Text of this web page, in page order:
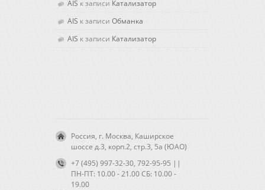
AIS к записи Катализатор
AIS к записи Обманка
AIS к записи Катализатор
Россия, г. Москва, Каширское
шоссе д.3, корп.2, стр.3, 5а (ЮАО)
+7 (495) 997-32-30, 792-95-95 ||
ПН-ПТ: 10.00 - 21.00 CБ: 10.00 -
19.00